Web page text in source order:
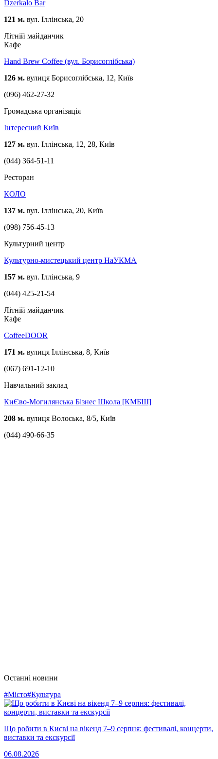
Dzerkalo Bar
121 м. вул. Іллінська, 20
Літній майданчик
Кафе
Hand Brew Coffee (вул. Борисоглібська)
126 м. вулиця Борисоглібська, 12, Київ
(096) 462-27-32
Громадська організація
Інтересний Київ
127 м. вул. Іллінська, 12, 28, Київ
(044) 364-51-11
Ресторан
КОЛО
137 м. вул. Іллінська, 20, Київ
(098) 756-45-13
Культурний центр
Культурно-мистецький центр НаУКМА
157 м. вул. Іллінська, 9
(044) 425-21-54
Літній майданчик
Кафе
CoffeeDOOR
171 м. вулиця Іллінська, 8, Київ
(067) 691-12-10
Навчальний заклад
КиЄво-Могилянська Бізнес Школа [КМБШ]
208 м. вулиця Волоська, 8/5, Київ
(044) 490-66-35
Останні новини
#Місто#Культура
Що робити в Києві на вікенд 7–9 серпня: фестивалі, концерти,
виставки та екскурсії
06.08.2026